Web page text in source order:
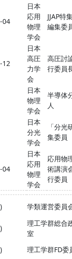
04
日本
応用
物理
学会
JJAP特
編集委
12
日本
高圧
力学
会
高圧討
行委員
日本
物理
学会
半導体
人
日本
分光
学会
「分光
集委員
04
日本
応用
物理
学会
応用物
術講演
行委員
学類運営委員
理工学群総合
室
理工学群FD委